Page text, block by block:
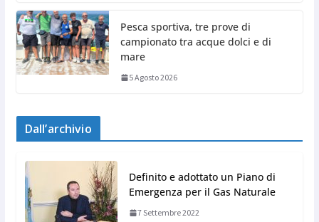
Pesca sportiva, tre prove di
campionato tra acque dolci e di
mare
5 Agosto 2026
Dall’archivio
Definito e adottato un Piano di
Emergenza per il Gas Naturale
7 Settembre 2022